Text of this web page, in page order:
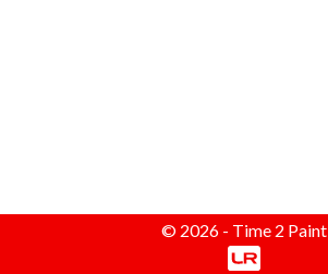
© 2026 - Time 2 Paint